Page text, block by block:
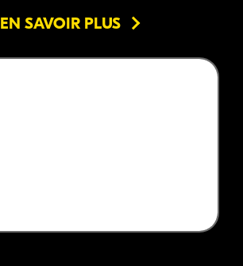
EN SAVOIR PLUS